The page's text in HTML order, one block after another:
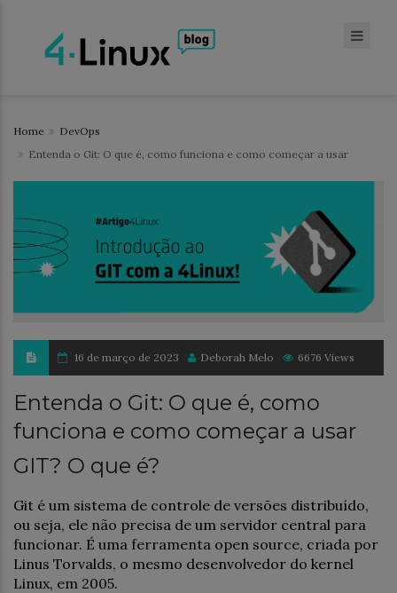
Home
DevOps
Entenda o Git: O que é, como funciona e como começar a usar
16 de março de 2023 Deborah Melo 6676 Views
Entenda o Git: O que é, como
funciona e como começar a usar
GIT? O que é?
Git é um sistema de controle de versões distribuído,
ou seja, ele não precisa de um servidor central para
funcionar. É uma ferramenta open source, criada por
Linus Torvalds, o mesmo desenvolvedor do kernel
Linux, em 2005.